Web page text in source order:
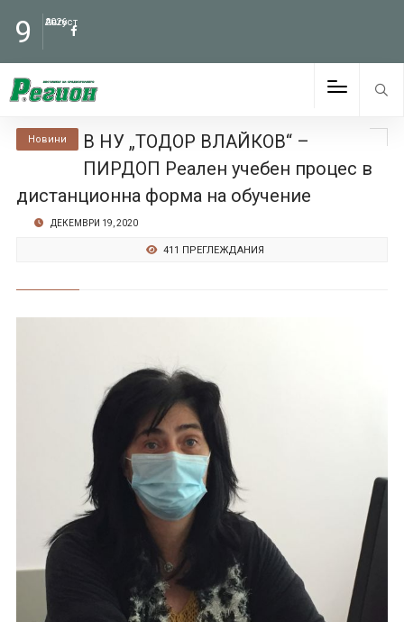
9 Август
2026
Новини
В НУ „ТОДОР ВЛАЙКОВ“ –
ПИРДОП Реален учебен процес в
дистанционна форма на обучение
ДЕКЕМВРИ 19, 2020
411 ПРЕГЛЕЖДАНИЯ